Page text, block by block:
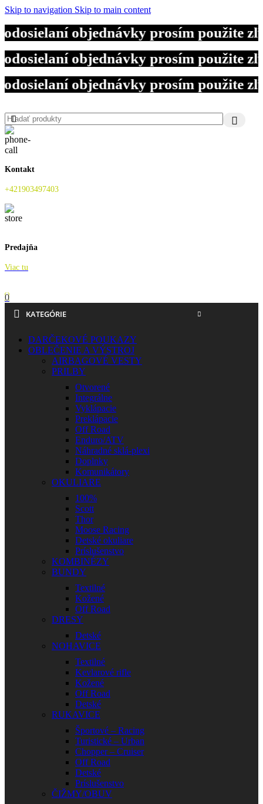
Skip to navigation Skip to main content
objednávky prosím použite
objednávky prosím použite
objednávky prosím použite
Kontakt
+421903497403
Predajňa
Viac tu
0
KATEGÓRIE
DARČEKOVÉ POUKAZY
OBLEČENIE A VÝSTROJ
AIRBAGOVÉ VESTY
PRILBY
Otvorené
Integrálne
Vyklápacie
Preklápacie
Off Road
Enduro/ATV
Náhradné sklá-plexi
Doplnky
Komunikátory
OKULIARE
100%
Scott
Thor
Moose Racing
Detské okuliare
Príslušenstvo
KOMBINÉZY
BUNDY
Textilné
Kožené
Off Road
DRESY
Detské
NOHAVICE
Textilné
Kevlarové rifle
Kožené
Off Road
Detské
RUKAVICE
Športové – Racing
Turistické – Urban
Chopper – Cruiser
Off Road
Detské
Príslušenstvo
ČIŽMY/OBUV